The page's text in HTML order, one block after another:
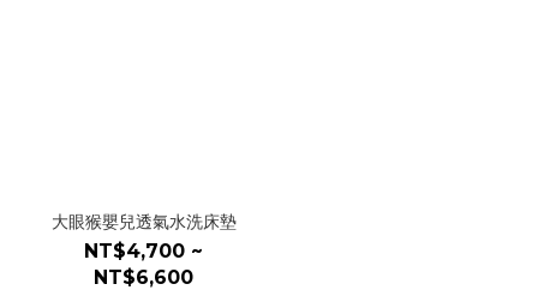
大眼猴嬰兒透氣水洗床墊
NT$4,700 ~
NT$6,600